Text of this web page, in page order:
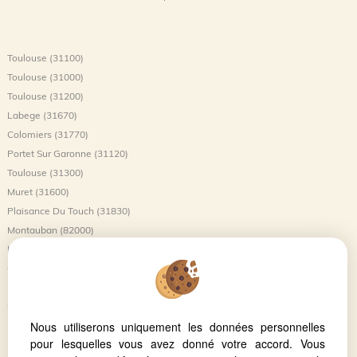
Toulouse (31100)
Toulouse (31000)
Toulouse (31200)
Labege (31670)
Colomiers (31770)
Portet Sur Garonne (31120)
Toulouse (31300)
Muret (31600)
Plaisance Du Touch (31830)
Montauban (82000)
L'union (31240)
Saint-jory (31790)
Launaguet (31140)
Blagnac (31700)
Nous utiliserons uniquement les données personnelles
pour lesquelles vous avez donné votre accord. Vous